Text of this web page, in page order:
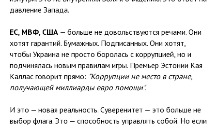
давление Запада.
ЕС, МВФ, США — больше не довольствуются речами. Они
хотят гарантий. Бумажных. Подписанных. Они хотят,
чтобы Украина не просто боролась с коррупцией, но и
подчинялась новым правилам игры. Премьер Эстонии Кая
Каллас говорит прямо: "Коррупции не место в стране,
получающей миллиарды евро помощи".
И это — новая реальность. Суверенитет — это больше не
выбор флага. Это — способность управлять собой. Но если